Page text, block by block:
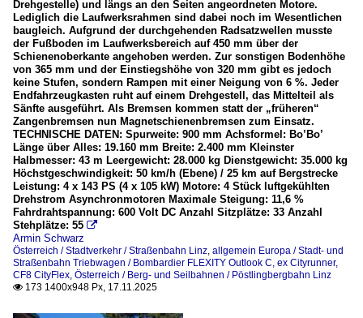
Drehgestelle) und längs an den Seiten angeordneten Motore.
Lediglich die Laufwerksrahmen sind dabei noch im Wesentlichen
baugleich. Aufgrund der durchgehenden Radsatzwellen musste
der Fußboden im Laufwerksbereich auf 450 mm über der
Schienenoberkante angehoben werden. Zur sonstigen Bodenhöhe
von 365 mm und der Einstiegshöhe von 320 mm gibt es jedoch
keine Stufen, sondern Rampen mit einer Neigung von 6 %. Jeder
Endfahrzeugkasten ruht auf einem Drehgestell, das Mittelteil als
Sänfte ausgeführt. Als Bremsen kommen statt der „früheren“
Zangenbremsen nun Magnetschienenbremsen zum Einsatz.
TECHNISCHE DATEN: Spurweite: 900 mm Achsformel: Bo’Bo’
Länge über Alles: 19.160 mm Breite: 2.400 mm Kleinster
Halbmesser: 43 m Leergewicht: 28.000 kg Dienstgewicht: 35.000 kg
Höchstgeschwindigkeit: 50 km/h (Ebene) / 25 km auf Bergstrecke
Leistung: 4 x 143 PS (4 x 105 kW) Motore: 4 Stück luftgekühlten
Drehstrom Asynchronmotoren Maximale Steigung: 11,6 %
Fahrdrahtspannung: 600 Volt DC Anzahl Sitzplätze: 33 Anzahl
Stehplätze: 55 
Armin Schwarz
Österreich / Stadtverkehr / Straßenbahn Linz allgemein Europa / Stadt- und
Straßenbahn Triebwagen / Bombardier FLEXITY Outlook C, ex Cityrunner,
CF8 CityFlex Österreich / Berg- und Seilbahnen / Pöstlingbergbahn Linz
 173 1400x948 Px, 17.11.2025